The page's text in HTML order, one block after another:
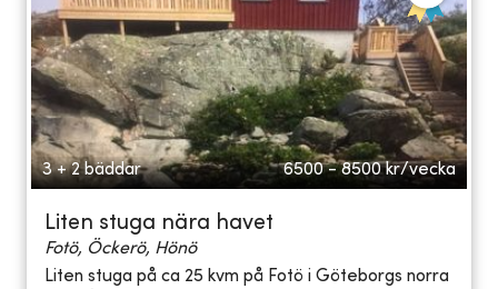
3 + 2 bäddar 6500 - 8500 kr/vecka
Liten stuga nära havet
Fotö, Öckerö, Hönö
Liten stuga på ca 25 kvm på Fotö i Göteborgs norra